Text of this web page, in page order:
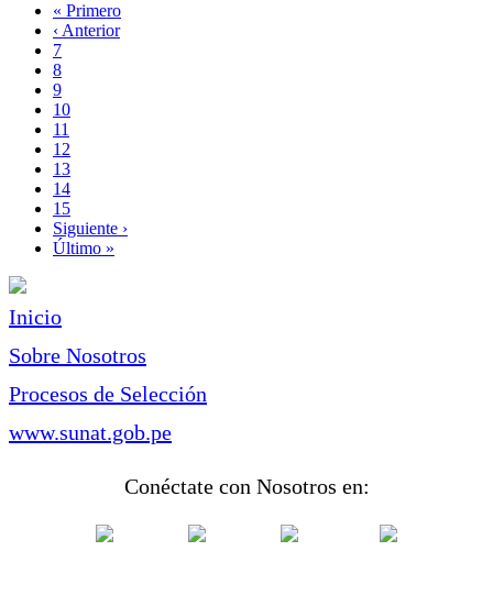
Paginación
Primera
página
« Primero
Página
anterior
‹ Anterior
Page
7
Page
8
Page
9
Page
10
Página
actual
11
Page
12
Page
13
Page
14
Page
15
Siguiente
página
Siguiente ›
Última
Último »
Inicio
Sobre Nosotros
Procesos de Selección
www.sunat.gob.pe
Conéctate con Nosotros en: